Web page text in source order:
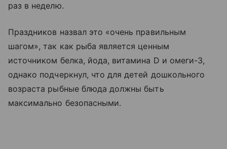
раз в неделю.
Праздников назвал это «очень правильным
шагом», так как рыба является ценным
источником белка, йода, витамина D и омеги-3,
однако подчеркнул, что для детей дошкольного
возраста рыбные блюда должны быть
максимально безопасными.